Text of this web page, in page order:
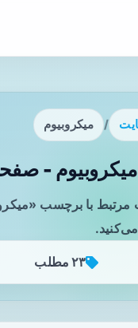
/ میکروبیوم
- صفحه
مرتبط با برچسب
۲۳ مطلب